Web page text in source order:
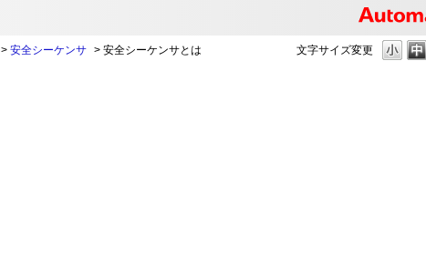
文字サイズ変更
> 安全シーケンサ > 安全シーケンサとは